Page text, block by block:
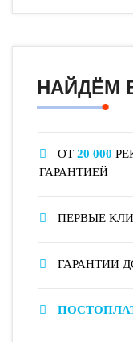
НАЙДЁМ
ОТ 20 000
ГАРАНТИЕЙ
ПЕРВЫЕ
ГАРАНТИИ